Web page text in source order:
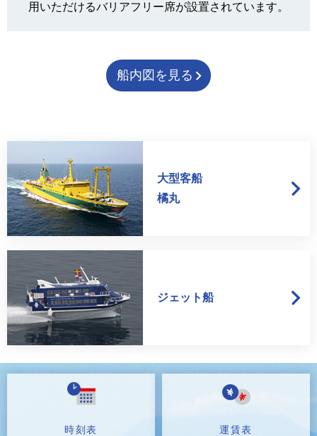
用いただけるバリアフリー席が設置されています。
船内図を見る
大型客船
橘丸
ジェット船
時刻表 運賃表